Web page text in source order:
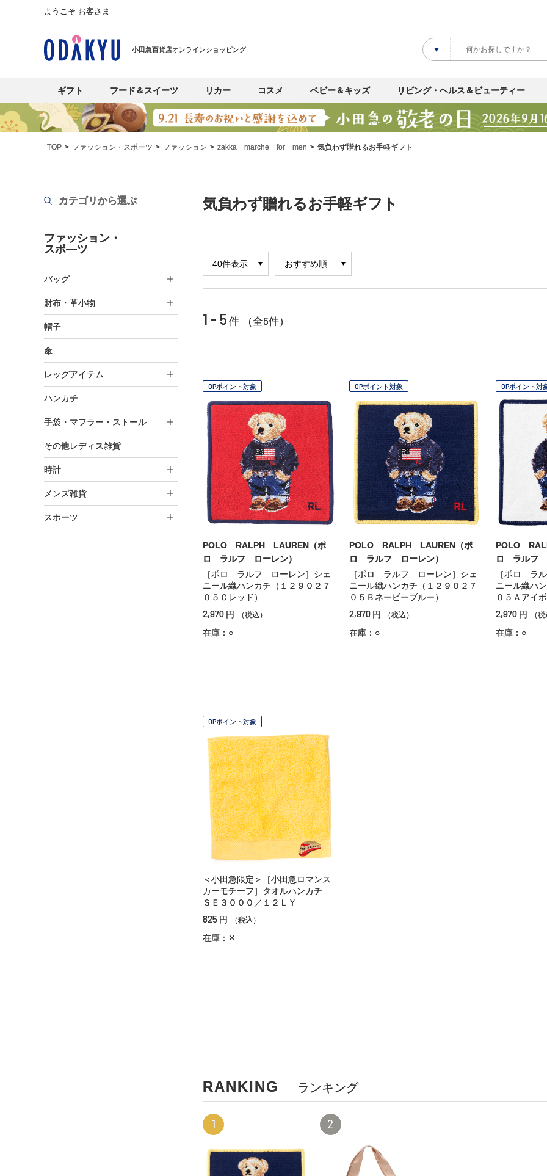
ようこそ お客さま
小田急百貨店オンラインショッピング
ギフト フード＆スイーツ リカー コスメ ベビー＆キッズ リビング・ヘルス＆ビューティー
TOP ファッション・スポーツ ファッション zakka marche for men 気負わず贈れるお手軽ギフト
カテゴリから選ぶ
ファッション・
スポ―ツ
バッグ
財布・革小物
帽子
傘
レッグアイテム
ハンカチ
手袋・マフラー・ストール
その他レディス雑貨
時計
メンズ雑貨
スポーツ
気負わず贈れるお手軽ギフト
1 - 5 件 （全5件）
OPポイント対象
POLO RALPH LAUREN（ポ
ロ ラルフ ローレン）
［ポロ ラルフ ローレン］シェ
ニール織ハンカチ（１２９０２７
０５Ｃレッド）
2,970 円 （税込）
在庫：○
OPポイント対象
POLO RALPH LAUREN（ポ
ロ ラルフ ローレン）
［ポロ ラルフ ローレン］シェ
ニール織ハンカチ（１２９０２７
０５Ｂネービーブルー）
2,970 円 （税込）
在庫：○
OPポイント対
POLO
ロ ラルフ
［ポロ ラ
ニール織ハ
０５Ａアイ
2,970 円 （
在庫：○
OPポイント対象
＜小田急限定＞［小田急ロマンス
カーモチーフ］タオルハンカチ
ＳＥ３０００／１２ＬＹ
825 円 （税込）
在庫：✕
RANKING ランキング
1 2